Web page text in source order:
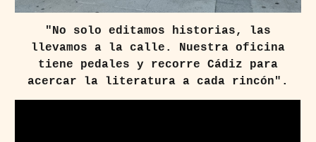
"No solo editamos historias, las
llevamos a la calle. Nuestra oficina
tiene pedales y recorre Cádiz para
acercar la literatura a cada rincón".